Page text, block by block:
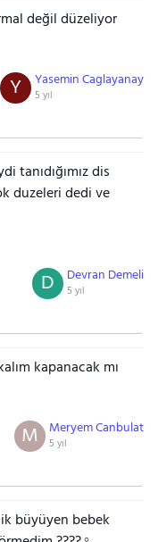
değil düzeliyor
Yasemin Caglayanay
5 yıl
Y
tanıdığımız dis
duzeleri dedi ve
Devran Demeli
5 yıl
D
kapanacak mı
Meryem Canbulat
5 yıl
M
büyüyen bebek